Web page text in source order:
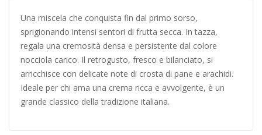
Una miscela che conquista fin dal primo sorso,
sprigionando intensi sentori di frutta secca. In tazza,
regala una cremosità densa e persistente dal colore
nocciola carico. Il retrogusto, fresco e bilanciato, si
arricchisce con delicate note di crosta di pane e arachidi.
Ideale per chi ama una crema ricca e avvolgente, è un
grande classico della tradizione italiana.